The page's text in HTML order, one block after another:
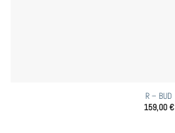
R – BUD
159,00€